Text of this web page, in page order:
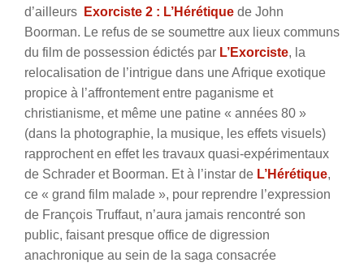
d’ailleurs
Exorciste 2 : L’Hérétique de John
Boorman. Le refus de se soumettre aux lieux communs
du film de possession édictés par L’Exorciste, la
relocalisation de l’intrigue dans une Afrique exotique
propice à l’affrontement entre paganisme et
christianisme, et même une patine « années 80 »
(dans la photographie, la musique, les effets visuels)
rapprochent en effet les travaux quasi-expérimentaux
de Schrader et Boorman. Et à l’instar de L’Hérétique,
ce « grand film malade », pour reprendre l’expression
de François Truffaut, n’aura jamais rencontré son
public, faisant presque office de digression
anachronique au sein de la saga consacrée